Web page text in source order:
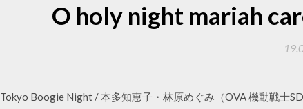
O holy night mariah
Tokyo Boogie Night / 本多知恵子・林原めぐみ（OVA 機動戦士